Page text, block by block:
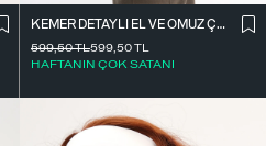
KEMER DETAYLI EL VE OMUZ ÇANTASI Ç11
599,50TL
HAFTANIN ÇOK SATANI
599,50TL